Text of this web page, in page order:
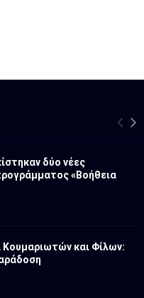
δύο νέες
«Βοήθεια
και Φίλων: